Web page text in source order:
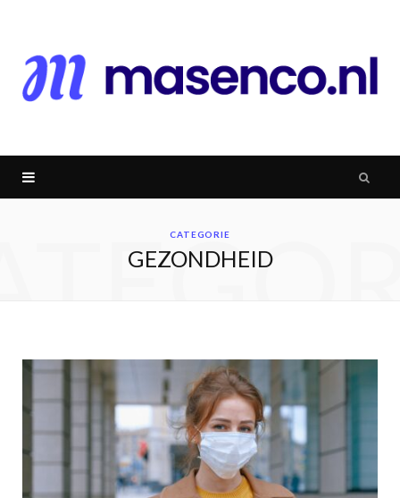
CATEGORIE
GEZONDHEID